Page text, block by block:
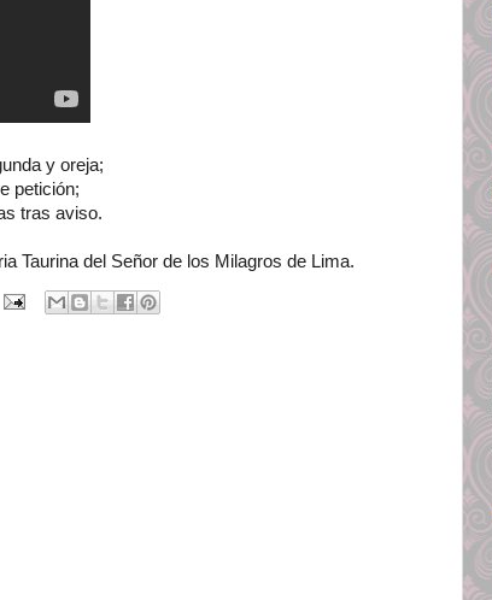
y oreja;
petición;
tras aviso.
Taurina del Señor de los Milagros de Lima.